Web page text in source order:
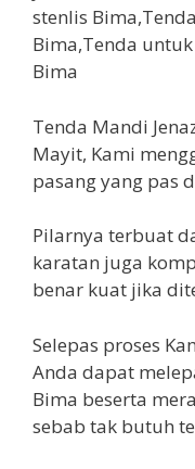
Tenda Mandi
Mayit, Kami
pasang yang pas
Pilarnya terbuat
karatan juga
benar kuat jika
Selepas proses
Anda dapat
Bima beserta
sebab tak butuh